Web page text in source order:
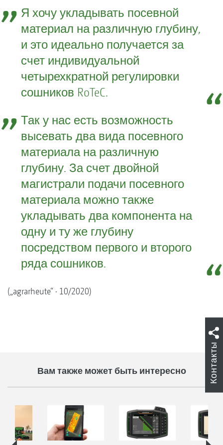
Я хочу укладывать посевной
материал на различную глубину,
и это идеально получается за
счет индивидуальной
четырехкратной регулировки
сошников RoTeC.
Так у нас есть возможность
высевать два вида посевного
материала на различную
глубину. За счет двойной
магистрали подачи посевного
материала можно также
укладывать два компонента на
одну и ту же глубину
посредством первого и второго
ряда сошников.
(„agrarheute“ · 10/2020)
Вам также может быть интересно Контакты